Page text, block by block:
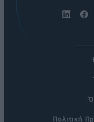
Πολιτική